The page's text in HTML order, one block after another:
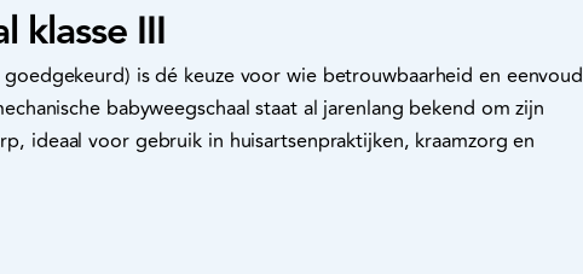
klasse III
goedgekeurd) is dé keuze voor wie betrouwbaarheid en eenvoud
babyweegschaal staat al jarenlang bekend om zijn
ideaal voor gebruik in huisartsenpraktijken, kraamzorg en